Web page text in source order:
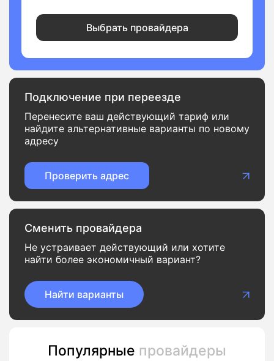
Выбрать провайдера
Подключение при переезде
Перенесите ваш действующий тариф или
найдите альтернативные варианты по новому
адресу
Проверить адрес
Сменить провайдера
Не устраивает действующий или хотите
найти более экономичный вариант?
Найти варианты
Популярные провайдеры